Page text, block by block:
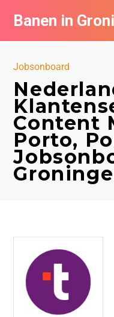
Banen in
Jobsonboard
Content
Porto,
Vacatures per bedrijf
Nieuwsbrief feed